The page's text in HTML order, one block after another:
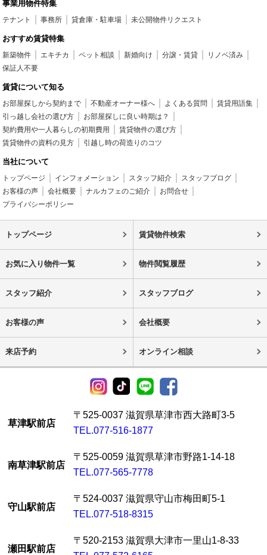
事業用物件特集
テナント 事務所 貸倉庫・駐車場 未公開物件リクエスト
おすすめ賃貸特集
新築物件 エキチカ ペット相談 新婚向け 分譲・賃貸
リノベ済み
保証人不要
賃貸について知る
お部屋探しから契約まで 不動産オーナー様へ よくある質問
賃貸用語集
引っ越し会社の選び方
お部屋探しに良い時期は？
契約費用や一人暮らしの初期費用
賃貸物件の選び方
賃貸物件の資料の見方
引越し時の荷造りのコツ
当社について
トップページ インフォメーション スタッフ紹介
スタッフブログ
お客様の声
会社概要 ナルカフェのご紹介
お問合せ
プライバシーポリシー
トップページ 賃貸物件検索
お気に入り物件一覧 物件閲覧履歴
スタッフ紹介 スタッフブログ
お客様の声 会社概要
来店予約 オンライン相談
草津駅前店
〒525-0037 滋賀県草津市西大路町3-5
TEL.077-516-1877
南草津駅前店
〒525-0059 滋賀県草津市野路1-14-18
TEL.077-565-7778
守山駅前店
〒524-0037 滋賀県守山市梅田町5-1
TEL.077-518-8315
瀬田駅前店
〒520-2153 滋賀県大津市一里山1-8-33